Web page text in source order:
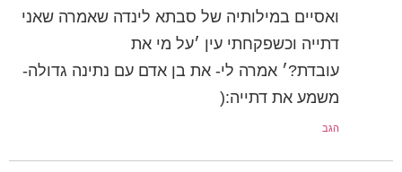
ואסיים במילותיה של סבתא לינדה שאמרה שאני
דתייה וכשפקחתי עין ׳על מי את
עובדת?׳ אמרה לי- את בן אדם עם נתינה גדולה-
משמע את דתייה:(
הגב